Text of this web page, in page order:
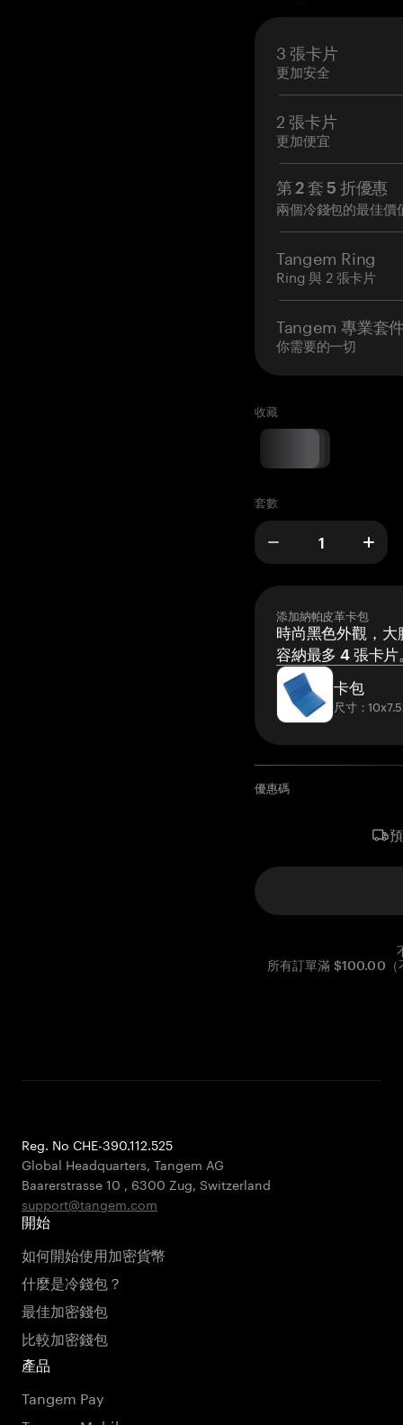
3 張卡片
更加安全
2 張卡片
更加便宜
第 2 套 5 折優惠
兩個冷錢包的最佳價
Tangem Ring
Ring 與 2 張卡片
Tangem 專業套
你需要的一切
收藏
套數
添加納帕皮革卡包
時尚黑色外觀，大
容納最多 4 張卡片
卡包
尺寸：
優惠碼
所有訂單滿 $100.00（
Reg. No CHE-390.112.525
Global Headquarters, Tangem AG
Baarerstrasse 10 , 6300 Zug, Switzerland
support@tangem.com
開始
如何開始使用加密貨幣
什麼是冷錢包？
最佳加密錢包
比較加密錢包
產品
Tangem Pay